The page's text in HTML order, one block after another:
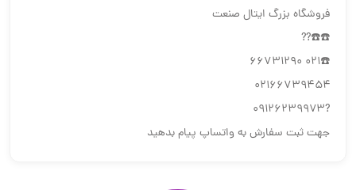
فروشگاه بزرگ ایتال صنعت
☎️☎️??
☎️۰۲۱ ۶۶۷۳۱۲۹۰
۰۲۱۶۶۷۳۹۴۵۴
?۰۹۱۲۶۲۳۹۹۷۳
جهت ثبت سفارش به واتساپ پیام بدهید